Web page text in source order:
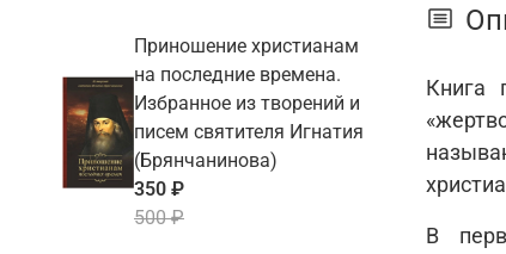
Книга
В
Приношение христианам
на последние времена.
Избранное из творений и
писем святителя Игнатия
(Брянчанинова)
350 ₽
500 ₽